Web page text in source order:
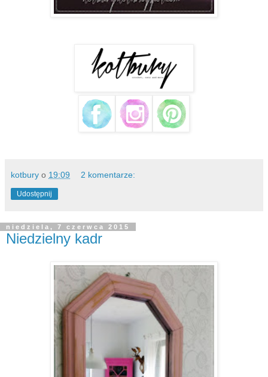
kotbury o 19:09 2 komentarze:
Udostępnij
niedziela, 7 czerwca 2015
Niedzielny kadr